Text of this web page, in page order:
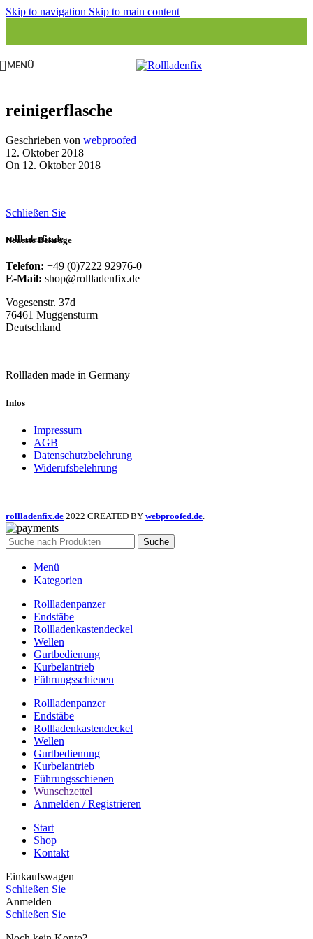
Skip to navigation Skip to main content
MENÜ
reinigerflasche
Geschrieben von webproofed
12. Oktober 2018
On 12. Oktober 2018
Schließen Sie
Neueste Beiträge
rollladenfix.de
Telefon: +49 (0)7222 92976-0
E-Mail: shop@rollladenfix.de
Vogesenstr. 37d
76461 Muggensturm
Deutschland
Rollladen made in Germany
Infos
Impressum
AGB
Datenschutzbelehrung
Widerufsbelehrung
rollladenfix.de 2022 CREATED BY webproofed.de
Suche
Menü
Kategorien
Rollladenpanzer
Endstäbe
Rollladenkastendeckel
Wellen
Gurtbedienung
Kurbelantrieb
Führungsschienen
Rollladenpanzer
Endstäbe
Rollladenkastendeckel
Wellen
Gurtbedienung
Kurbelantrieb
Führungsschienen
Wunschzettel
Anmelden / Registrieren
Start
Shop
Kontakt
Einkaufswagen
Schließen Sie
Anmelden
Schließen Sie